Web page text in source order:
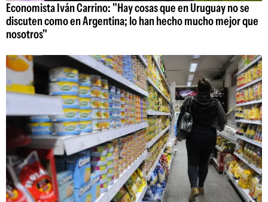
Economista Iván Carrino: "Hay cosas que en Uruguay no se
discuten como en Argentina; lo han hecho mucho mejor que
nosotros"